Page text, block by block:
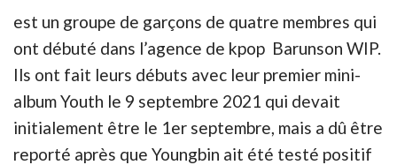
est un groupe de garçons de quatre membres qui
ont débuté dans l’agence de kpop Barunson WIP.
Ils ont fait leurs débuts avec leur premier mini-
album Youth le 9 septembre 2021 qui devait
initialement être le 1er septembre, mais a dû être
reporté après que Youngbin ait été testé positif